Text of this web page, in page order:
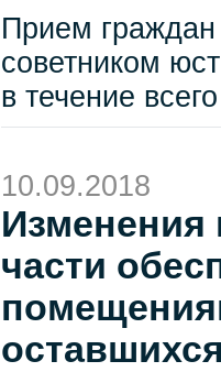
Прием
советником
в течение
10.09.2018
Изменения
части